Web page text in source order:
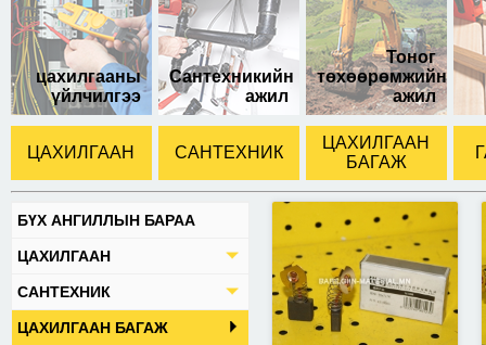
цахилгааны
үйлчилгээ
Сантехникийн
ажил
Тоног
төхөөрөмжийн
ажил
ЦАХИЛГААН САНТЕХНИК
ЦАХИЛГААН
БАГАЖ
БҮХ АНГИЛЛЫН БАРАА
ЦАХИЛГААН
САНТЕХНИК
ЦАХИЛГААН БАГАЖ
8*5*16 хэмжээтэй.
NO. 431016А